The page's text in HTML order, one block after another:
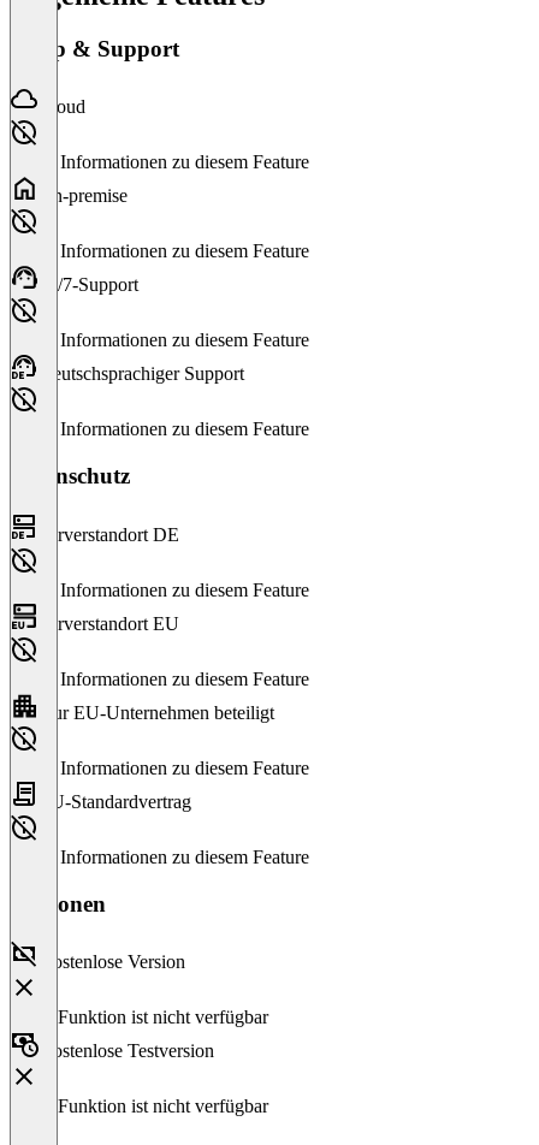
Setup & Support
Cloud
Keine Informationen zu diesem Feature
On-premise
Keine Informationen zu diesem Feature
24/7-Support
Keine Informationen zu diesem Feature
Deutschsprachiger Support
Keine Informationen zu diesem Feature
Datenschutz
Serverstandort DE
Keine Informationen zu diesem Feature
Serverstandort EU
Keine Informationen zu diesem Feature
Nur EU-Unternehmen beteiligt
Keine Informationen zu diesem Feature
EU-Standardvertrag
Keine Informationen zu diesem Feature
Versionen
Kostenlose Version
Diese Funktion ist nicht verfügbar
Kostenlose Testversion
Diese Funktion ist nicht verfügbar